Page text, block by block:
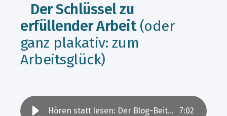
Der Schlüssel zu
erfüllender Arbeit (oder
ganz plakativ: zum
Arbeitsglück)
Hören statt lesen: Der Blog-Beitrag als Audio 7:02